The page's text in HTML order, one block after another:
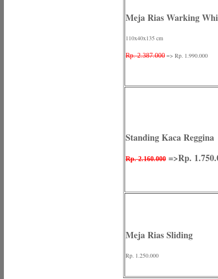
Meja Rias Warking
110x40x135 cm
Rp. 2.387.000 => Rp. 1.990.000
Standing Kaca Reggina
Rp. 2.160.000 =>Rp.
Meja Rias Sliding
Rp. 1.250.000